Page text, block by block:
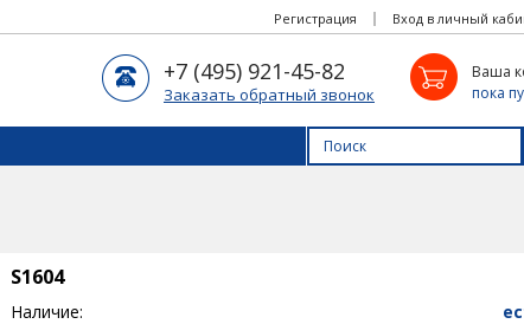
Вход в личный
Регистрация
Ваша
пока
+7 (495) 921-45-82
Заказать обратный звонок
S1604
Наличие: